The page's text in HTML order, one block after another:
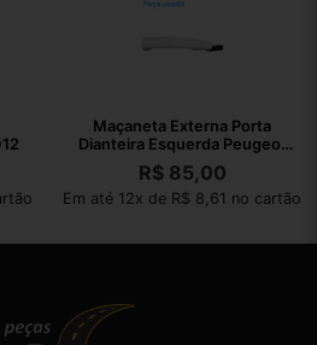
Maçaneta Externa Porta
Dianteira Esquerda Peugeot
208 2014
R$85,00
Em até 12x de R$ 8,61 no cartão